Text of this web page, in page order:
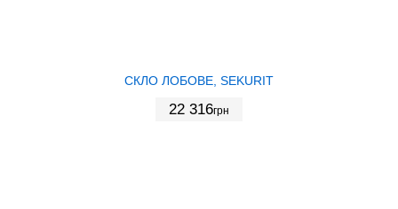
СКЛО ЛОБОВЕ, SEKURIT
22 316грн